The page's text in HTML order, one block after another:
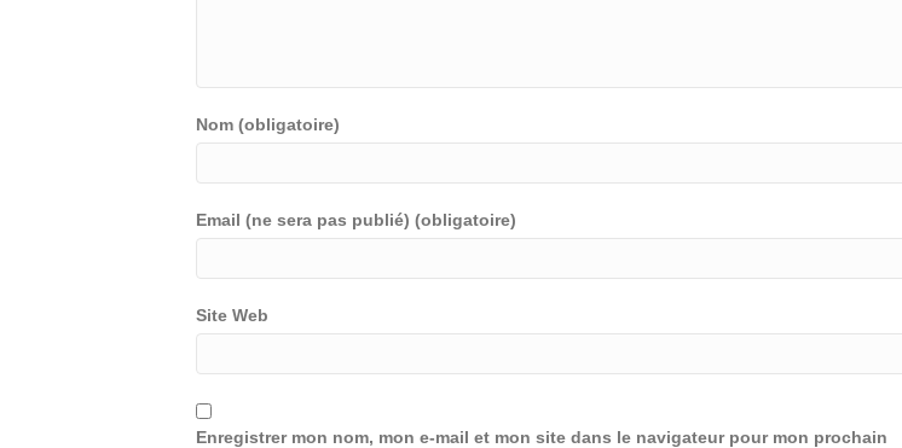
Nom (obligatoire)
Email (ne sera pas publié) (obligatoire)
Site Web
Enregistrer mon nom, mon e-mail et mon site dans le navigateur pour mon prochain